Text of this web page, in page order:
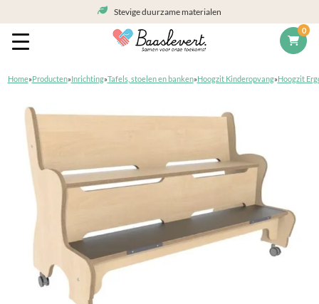
0
Stevige duurzame materialen
Home»Producten»Inrichting»Tafels, stoelen en banken»Hoogzit Kinderopvang»Hoogzit